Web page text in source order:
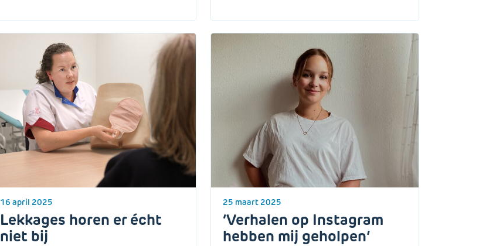
16 april 2025
Lekkages horen er écht
niet bij
25 maart 2025
‘Verhalen op Instagram
hebben mij geholpen’